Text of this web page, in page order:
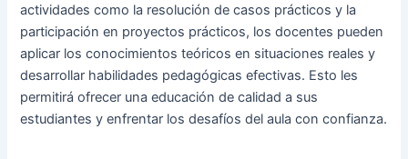
actividades como la resolución de casos prácticos y la
participación en proyectos prácticos, los docentes pueden
aplicar los conocimientos teóricos en situaciones reales y
desarrollar habilidades pedagógicas efectivas. Esto les
permitirá ofrecer una educación de calidad a sus
estudiantes y enfrentar los desafíos del aula con confianza.